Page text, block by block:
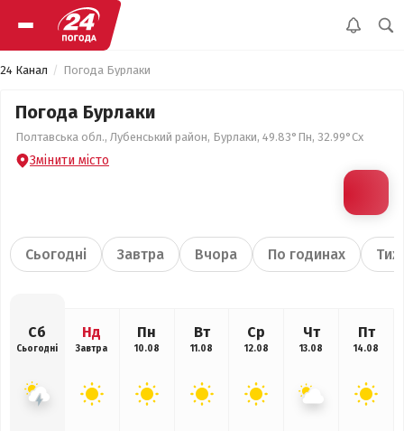
24 Канал Погода Бурлаки
Погода Бурлаки
Полтавська обл., Лубенський район, Бурлаки, 49.83°Пн, 32.99°Сх
Змінити місто
Сьогодні Завтра Вчора По годинах
Сб
Сьогодні
Нд
Завтра
Пн
10.08
Вт
11.08
Ср
12.08
Чт
13.08
Пт
14.08